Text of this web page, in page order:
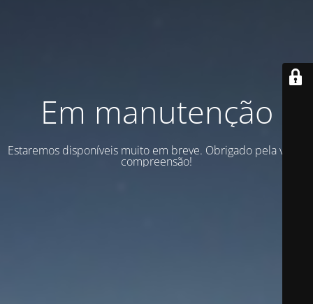
Em manutenção
Estaremos disponíveis muito em breve. Obrigado pela vossa
compreensão!